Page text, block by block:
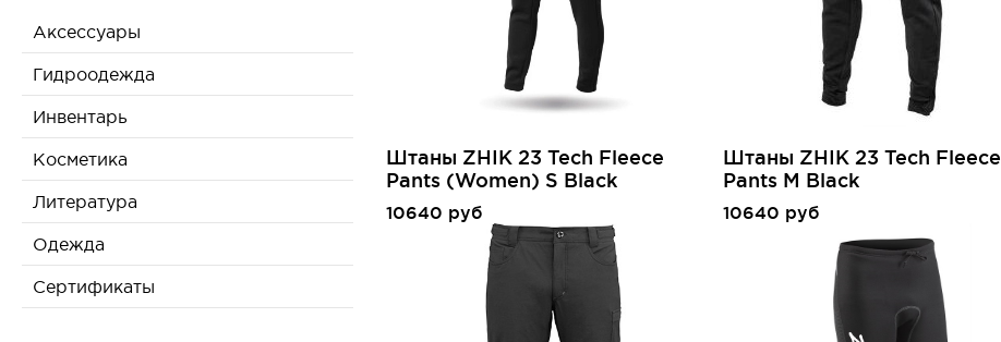
Аксессуары
Гидроодежда
Инвентарь
Косметика
Литература
Одежда
Сертификаты
Штаны ZHIK 23 Tech Fleece
Pants (Women) S Black
10640 руб
Штаны ZHIK 23 Tech Fleece
Pants M Black
10640 руб